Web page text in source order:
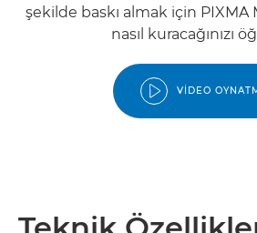
şekilde baskı almak için PIXMA
nasıl kuracağınızı
VIDEO